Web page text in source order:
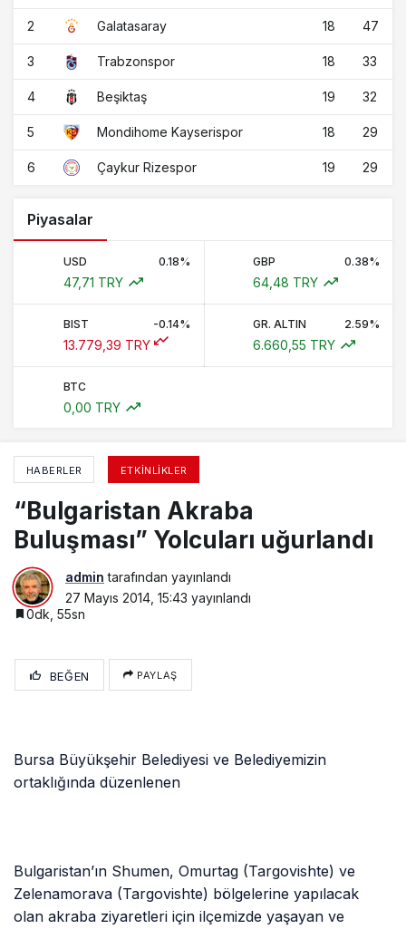
2 Galatasaray 18 47
3 Trabzonspor 18 33
4 Beşiktaş 19 32
5 Mondihome Kayserispor 18 29
6 Çaykur Rizespor 19 29
Piyasalar
USD 0.18%
47,71 TRY
GBP 0.38%
64,48 TRY
BIST -0.14%
13.779,39 TRY
GR. ALTIN 2.59%
6.660,55 TRY
BTC
0,00 TRY
HABERLER ETKINLIKLER
“Bulgaristan Akraba
Buluşması” Yolcuları uğurlandı
admin tarafından yayınlandı
27 Mayıs 2014, 15:43 yayınlandı
0dk, 55sn
BEĞEN PAYLAŞ
Bursa Büyükşehir Belediyesi ve Belediyemizin
ortaklığında düzenlenen
Bulgaristan’ın Shumen, Omurtag (Targovishte) ve
Zelenamorava (Targovishte) bölgelerine yapılacak
olan akraba ziyaretleri için ilçemizde yaşayan ve